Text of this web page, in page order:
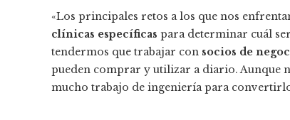
«Los principales retos a los que nos
clínicas específicas para determinar cuál
tendermos que trabajar con socios de
pueden comprar y utilizar a diario. Aunque
mucho trabajo de ingeniería para